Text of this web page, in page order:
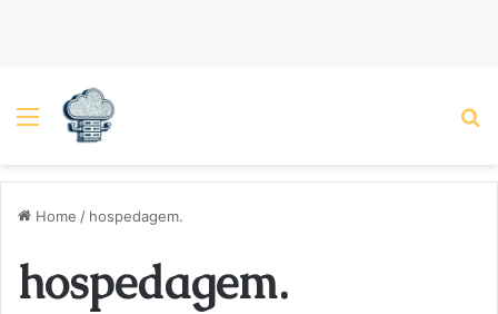
Menu
Home / hospedagem.
hospedagem.